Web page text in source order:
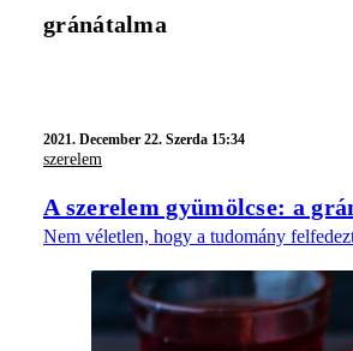
gránátalma
2021. December 22. Szerda 15:34
szerelem
A szerelem gyümölcse: a
Nem véletlen, hogy a tudomány